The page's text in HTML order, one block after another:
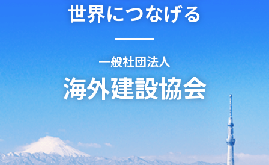
世界につなげる
一般社団法人
海外建設協会